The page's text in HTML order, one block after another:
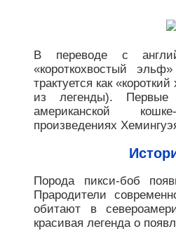
В переводе с
«короткохвостый
трактуется как
из легенды). Первые
американской
произведениях
Порода пикси-боб
Прародители
обитают в
красивая легенда о